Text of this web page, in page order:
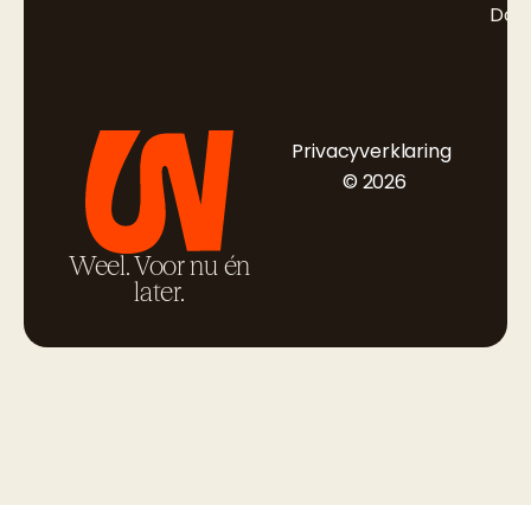
Weel. Voor nu én
later.
Privacyverklaring
© 2026